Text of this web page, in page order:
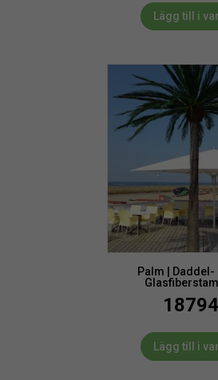
Lägg till i
Palm | Daddel-
18794
Lägg till i